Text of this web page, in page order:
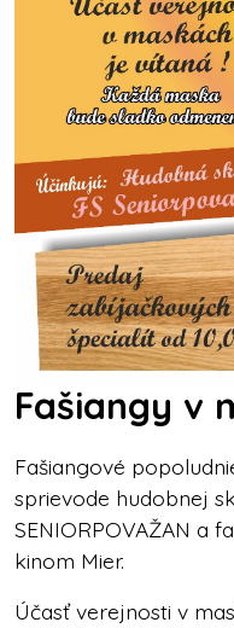
Fašiangy v
Fašiangové
sprievode hudobnej
SENIORPOVAŽAN a
kinom Mier.
Účasť verejnosti v